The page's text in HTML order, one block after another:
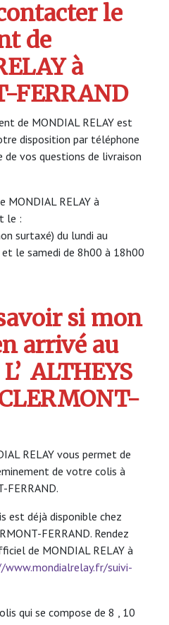
le
de
à
FERRAND
de MONDIAL RELAY est
disposition par téléphone
de vos questions de livraison
MONDIAL RELAY à
le :
surtaxé) du lundi au
le samedi de 8h00 à 18h00
si mon
arrivé au
ALTHEYS
RELAY vous permet de
de votre colis à
FERRAND.
est déjà disponible chez
FERRAND. Rendez
de MONDIAL RELAY à
suivi-
qui se compose de 8 , 10